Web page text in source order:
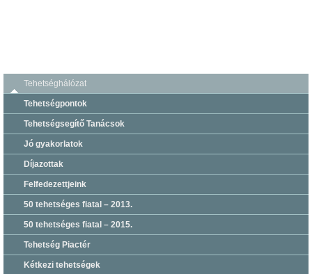
Tehetséghálózat
Tehetségpontok
Tehetségsegítő Tanácsok
Jó gyakorlatok
Díjazottak
Felfedezettjeink
50 tehetséges fiatal – 2013.
50 tehetséges fiatal – 2015.
Tehetség Piactér
Kétkezi tehetségek